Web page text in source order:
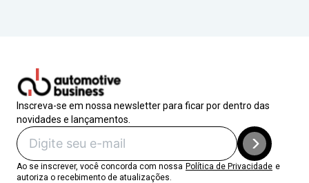
Inscreva-se em nossa newsletter para ficar por dentro das
novidades e lançamentos.
Ao se inscrever, você concorda com nossa Política de Privacidade e
autoriza o recebimento de atualizações.